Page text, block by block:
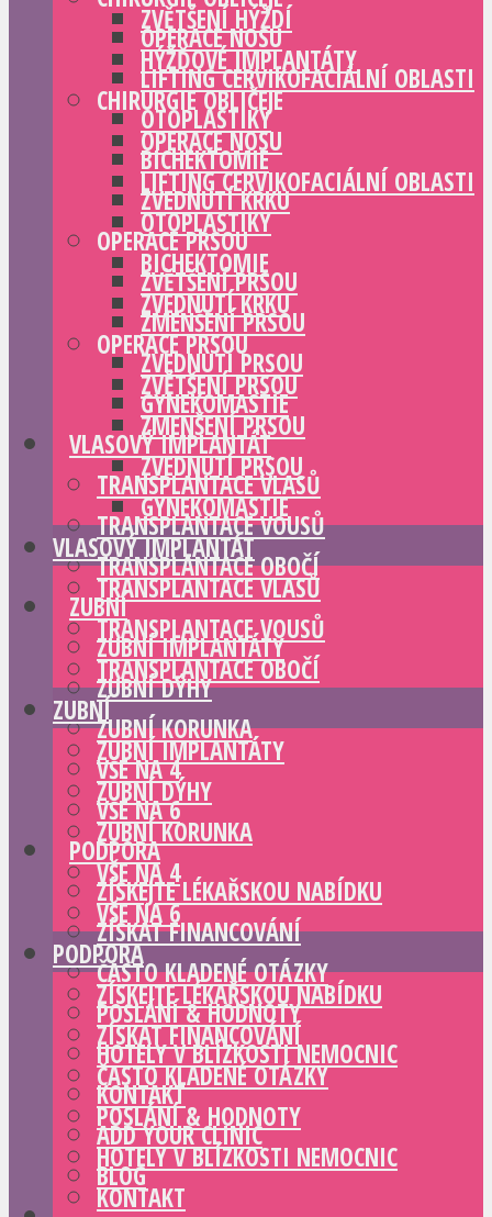
OPERACE NOSU
LIFTING CERVIKOFACIÁLNÍ OBLASTI
OTOPLASTIKY
BICHEKTOMIE
ZVEDNUTÍ KRKU
OPERACE PRSOU
ZVĚTŠENÍ PRSOU
ZMENŠENÍ PRSOU
ZVEDNUTÍ PRSOU
GYNEKOMASTIE
VLASOVÝ IMPLANTÁT
TRANSPLANTACE VLASŮ
TRANSPLANTACE VOUSŮ
TRANSPLANTACE OBOČÍ
ZUBNÍ
ZUBNÍ IMPLANTÁTY
ZUBNÍ DÝHY
ZUBNÍ KORUNKA
VŠE NA 4
VŠE NA 6
PODPORA
ZÍSKEJTE LÉKAŘSKOU NABÍDKU
ZÍSKAT FINANCOVÁNÍ
ČASTO KLADENÉ OTÁZKY
POSLÁNÍ & HODNOTY
HOTELY V BLÍZKOSTI NEMOCNIC
KONTAKT
ADD YOUR CLINIC
BLOG
ZVĚTŠENÍ HÝŽDÍ
HÝŽĎOVÉ IMPLANTÁTY
CHIRURGIE OBLIČEJE
OPERACE NOSU
LIFTING CERVIKOFACIÁLNÍ OBLASTI
OTOPLASTIKY
BICHEKTOMIE
ZVEDNUTÍ KRKU
OPERACE PRSOU
ZVĚTŠENÍ PRSOU
ZMENŠENÍ PRSOU
ZVEDNUTÍ PRSOU
GYNEKOMASTIE
VLASOVÝ IMPLANTÁT
TRANSPLANTACE VLASŮ
TRANSPLANTACE VOUSŮ
TRANSPLANTACE OBOČÍ
ZUBNÍ
ZUBNÍ IMPLANTÁTY
ZUBNÍ DÝHY
ZUBNÍ KORUNKA
VŠE NA 4
VŠE NA 6
PODPORA
ZÍSKEJTE LÉKAŘSKOU NABÍDKU
ZÍSKAT FINANCOVÁNÍ
ČASTO KLADENÉ OTÁZKY
POSLÁNÍ & HODNOTY
HOTELY V BLÍZKOSTI NEMOCNIC
KONTAKT